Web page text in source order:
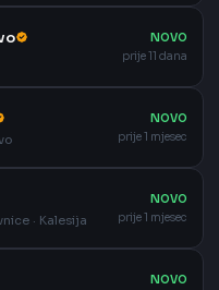
NOVO
prije 11 dana
NOVO
prije 1 mjesec
· Kalesija
NOVO
prije 1 mjesec
NOVO